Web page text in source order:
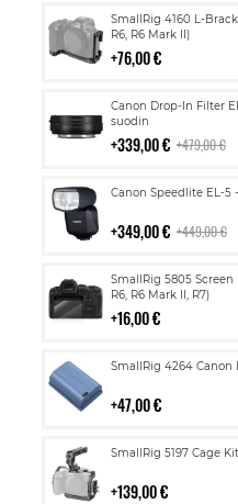
SmallRig 4160 L-
R6, R6 Mark II)
76,00 €
Lisää
ostoskoriin
Canon Drop-In Filter
suodin
339,00 € 479,00 €
Lisää
ostoskoriin
Canon Speedlite EL-5
349,00 € 449,00 €
Lisää
SmallRig 5805 Screen
R6, R6 Mark II, R7)
16,00 €
Lisää
ostoskoriin
SmallRig 4264 Canon
47,00 €
Lisää
SmallRig 5197 Cage
139,00 €
Lisää